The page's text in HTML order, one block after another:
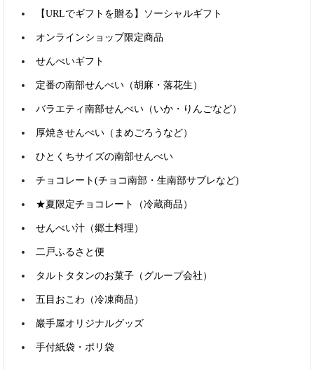
すべて含む
【URLでギフトを贈る】ソーシャルギフト
オンラインショップ限定商品
せんべいギフト
定番の南部せんべい（胡麻・落花生）
バラエティ南部せんべい（いか・りんごなど）
厚焼きせんべい（まめごろうなど）
ひとくちサイズの南部せんべい
チョコレート(チョコ南部・生南部サブレなど)
★夏限定チョコレート（冷蔵商品）
せんべい汁（郷土料理）
二戸ふるさと便
タルトタタンのお菓子（グループ会社）
五目おこわ（冷凍商品）
巖手屋オリジナルグッズ
手付紙袋・ポリ袋